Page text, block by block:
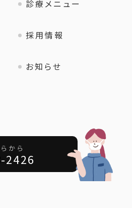
診療メニュー
採用情報
お知らせ
から
2426